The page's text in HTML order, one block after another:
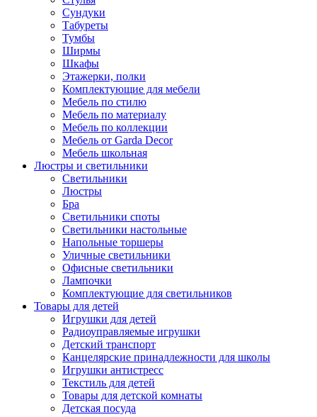
Сундуки
Табуреты
Тумбы
Ширмы
Шкафы
Этажерки, полки
Комплектующие для мебели
Мебель по стилю
Мебель по материалу
Мебель по коллекции
Мебель от Garda Decor
Мебель школьная
Люстры и светильники
Светильники
Люстры
Бра
Светильники споты
Светильники настольные
Напольные торшеры
Уличные светильники
Офисные светильники
Лампочки
Комплектующие для светильников
Товары для детей
Игрушки для детей
Радиоуправляемые игрушки
Детский транспорт
Канцелярские принадлежности для школы
Игрушки антистресс
Текстиль для детей
Товары для детской комнаты
Детская посуда